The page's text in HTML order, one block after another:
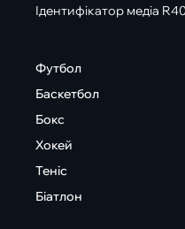
Ідентифікатор медіа
Футбол
Баскетбол
Бокс
Хокей
Теніс
Біатлон